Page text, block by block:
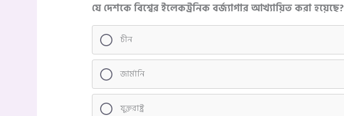
যে দেশকে বিশ্বের ইলেকট্রনিক বর্জ্যাগার আখ্যায়িত করা হয়েছে?
চীন
জার্মানি
যুক্তরাষ্ট্র